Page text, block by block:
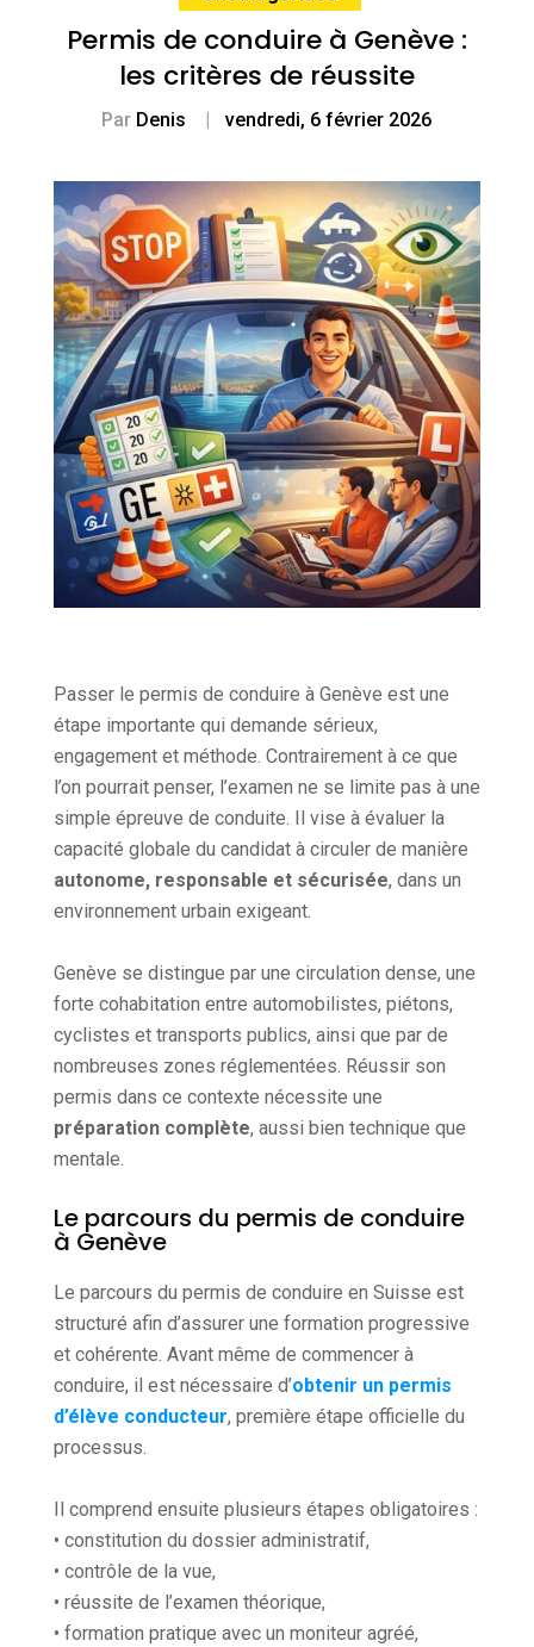
Permis de conduire à Genève :
les critères de réussite
Par Denis | vendredi, 6 février 2026
Passer le permis de conduire à Genève est une
étape importante qui demande sérieux,
engagement et méthode. Contrairement à ce que
l’on pourrait penser, l’examen ne se limite pas à une
simple épreuve de conduite. Il vise à évaluer la
capacité globale du candidat à circuler de manière
autonome, responsable et sécurisée, dans un
environnement urbain exigeant.
Genève se distingue par une circulation dense, une
forte cohabitation entre automobilistes, piétons,
cyclistes et transports publics, ainsi que par de
nombreuses zones réglementées. Réussir son
permis dans ce contexte nécessite une
préparation complète, aussi bien technique que
mentale.
Le parcours du permis de conduire
à Genève
Le parcours du permis de conduire en Suisse est
structuré afin d’assurer une formation progressive
et cohérente. Avant même de commencer à
conduire, il est nécessaire d’obtenir un permis
d’élève conducteur, première étape officielle du
processus.
Il comprend ensuite plusieurs étapes obligatoires :
• constitution du dossier administratif,
• contrôle de la vue,
• réussite de l’examen théorique,
• formation pratique avec un moniteur agréé,